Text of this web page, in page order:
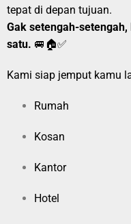
tepat di depan tujuan.
Gak setengah-
satu. 🚐🏠✅
Kami siap jemput kamu
Rumah
Kosan
Kantor
Hotel